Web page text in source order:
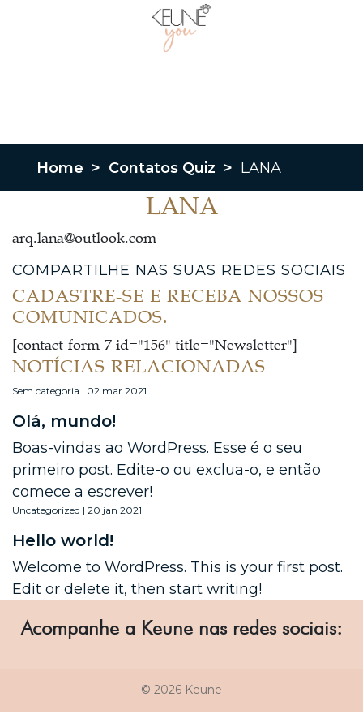
Home > Contatos Quiz > LANA
LANA
arq.lana@outlook.com
COMPARTILHE NAS SUAS REDES SOCIAIS
CADASTRE-SE E RECEBA NOSSOS
COMUNICADOS.
[contact-form-7 id="156" title="Newsletter"]
NOTÍCIAS RELACIONADAS
Sem categoria | 02 mar 2021
Olá, mundo!
Boas-vindas ao WordPress. Esse é o seu
primeiro post. Edite-o ou exclua-o, e então
comece a escrever!
Uncategorized | 20 jan 2021
Hello world!
Welcome to WordPress. This is your first post.
Edit or delete it, then start writing!
Acompanhe a Keune nas redes sociais:
© 2026 Keune